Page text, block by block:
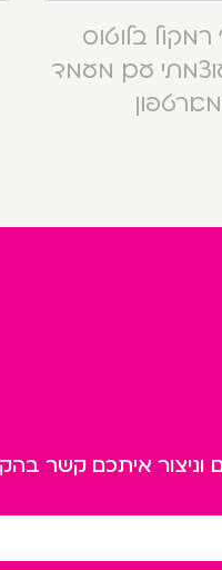
רמקול בלוטוס
עם מעמד
וניצור איתכם קשר